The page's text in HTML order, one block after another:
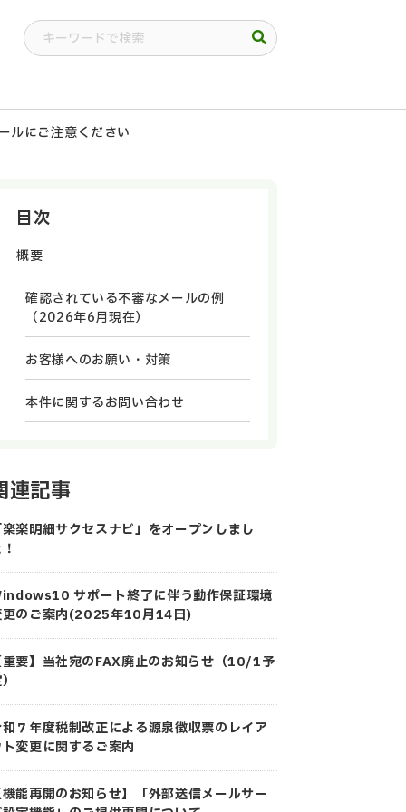
ルにご注意ください
目次
概要
確認されている不審なメールの例
（2026年6月現在）
お客様へのお願い・対策
本件に関するお問い合わせ
連記事
楽楽明細サクセスナビ」をオープンしまし
サポート終了に伴う動作保証環境
更のご案内(2025年10月14日)
重要】当社宛のFAX廃止のお知らせ（10/1予
７年度税制改正による源泉徴収票のレイア
ト変更に関するご案内
機能再開のお知らせ】「外部送信メールサー